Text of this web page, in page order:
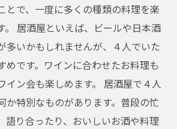
とで、一度に多くの種類の料理を楽
。 居酒屋といえば、ビールや日本酒
多いかもしれませんが、４人でいた
めです。ワインに合わせたお料理も
イン会も楽しめます。 居酒屋で４人
か特別なものがあります。普段の忙
語り合ったり、おいしいお酒や料理